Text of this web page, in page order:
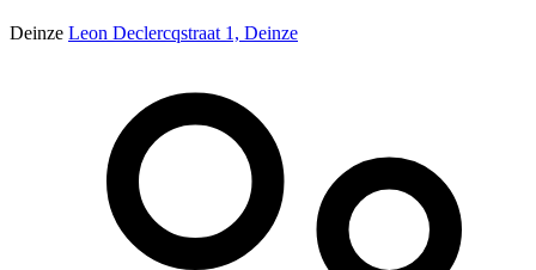
Deinze Leon Declercqstraat 1, Deinze